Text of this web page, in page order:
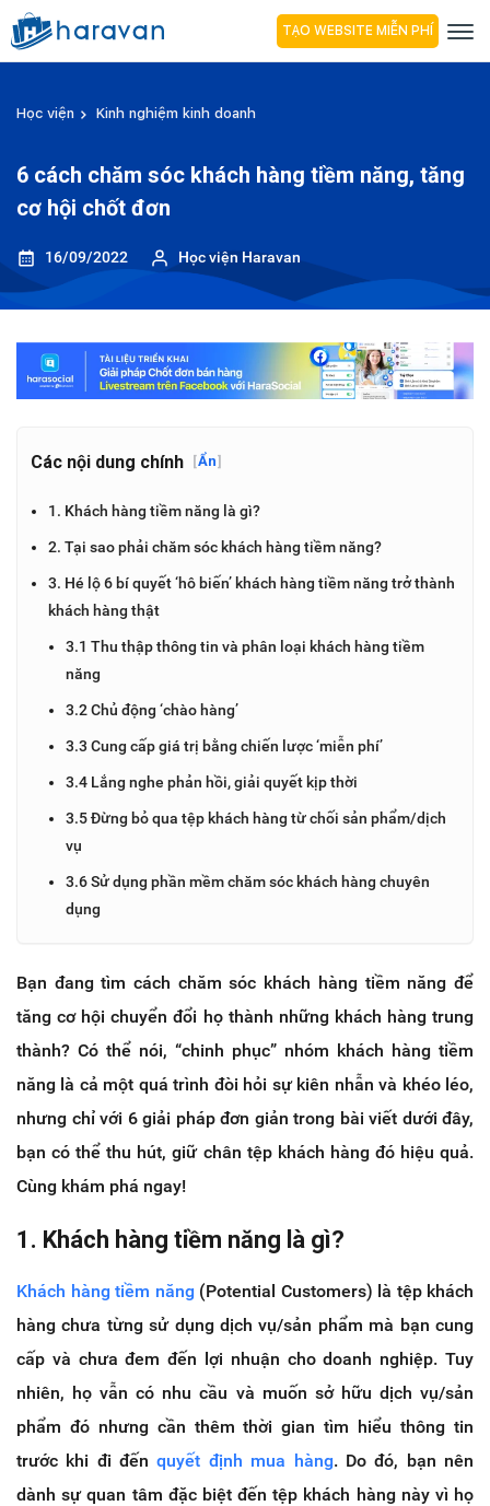
TẠO WEBSITE MIỄN PHÍ
Học viện Kinh nghiệm kinh doanh
6 cách chăm sóc khách hàng tiềm năng, tăng
cơ hội chốt đơn
16/09/2022 Học viện Haravan
Các nội dung chính [Ẩn]
1. Khách hàng tiềm năng là gì?
2. Tại sao phải chăm sóc khách hàng tiềm năng?
3. Hé lộ 6 bí quyết ‘hô biến’ khách hàng tiềm năng trở thành
khách hàng thật
3.1 Thu thập thông tin và phân loại khách hàng tiềm
năng
3.2 Chủ động ‘chào hàng’
3.3 Cung cấp giá trị bằng chiến lược ‘miễn phí’
3.4 Lắng nghe phản hồi, giải quyết kịp thời
3.5 Đừng bỏ qua tệp khách hàng từ chối sản phẩm/dịch
vụ
3.6 Sử dụng phần mềm chăm sóc khách hàng chuyên
dụng
Bạn đang tìm cách chăm sóc khách hàng tiềm năng để
tăng cơ hội chuyển đổi họ thành những khách hàng trung
thành? Có thể nói, “chinh phục” nhóm khách hàng tiềm
năng là cả một quá trình đòi hỏi sự kiên nhẫn và khéo léo,
nhưng chỉ với 6 giải pháp đơn giản trong bài viết dưới đây,
bạn có thể thu hút, giữ chân tệp khách hàng đó hiệu quả.
Cùng khám phá ngay!
1. Khách hàng tiềm năng là gì?
Khách hàng tiềm năng (Potential Customers) là tệp khách
hàng chưa từng sử dụng dịch vụ/sản phẩm mà bạn cung
cấp và chưa đem đến lợi nhuận cho doanh nghiệp. Tuy
nhiên, họ vẫn có nhu cầu và muốn sở hữu dịch vụ/sản
phẩm đó nhưng cần thêm thời gian tìm hiểu thông tin
trước khi đi đếnquyết định mua hàng. Do đó, bạn nên
dành sự quan tâm đặc biệt đến tệp khách hàng này vì họ